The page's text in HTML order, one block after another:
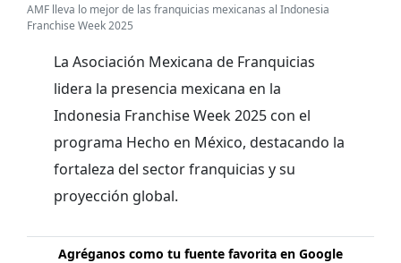
AMF lleva lo mejor de las franquicias mexicanas al Indonesia
Franchise Week 2025
La Asociación Mexicana de Franquicias
lidera la presencia mexicana en la
Indonesia Franchise Week 2025 con el
programa Hecho en México, destacando la
fortaleza del sector franquicias y su
proyección global.
Agréganos como tu fuente favorita en Google